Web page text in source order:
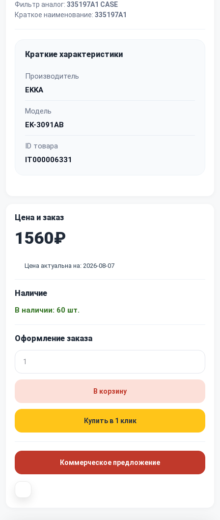
Фильтр аналог: 335197A1 CASE
Краткое наименование: 335197A1
Краткие характеристики
Производитель
EKKA
Модель
EK-3091AB
ID товара
IT000006331
Цена и заказ
1560₽
Цена актуальна на: 2026-08-07
Наличие
В наличии: 60 шт.
Оформление заказа
В корзину
Купить в 1 клик
Коммерческое предложение